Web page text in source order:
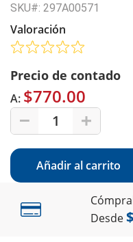
SKU#: 297A00571
Valoración
Precio de contado
A: $770.00
1
Añadir al carrito
Desde